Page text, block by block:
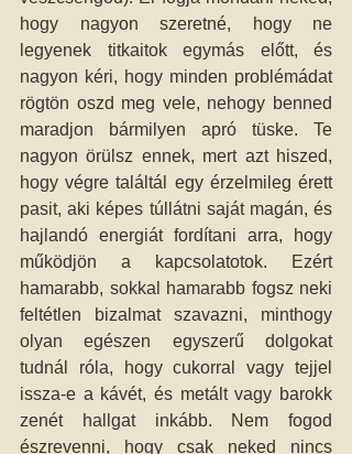
hogy nagyon szeretné, hogy ne
legyenek titkaitok egymás előtt, és
nagyon kéri, hogy minden problémádat
rögtön oszd meg vele, nehogy benned
maradjon bármilyen apró tüske. Te
nagyon örülsz ennek, mert azt hiszed,
hogy végre találtál egy érzelmileg érett
pasit, aki képes túllátni saját magán, és
hajlandó energiát fordítani arra, hogy
működjön a kapcsolatotok. Ezért
hamarabb, sokkal hamarabb fogsz neki
feltétlen bizalmat szavazni, minthogy
olyan egészen egyszerű dolgokat
tudnál róla, hogy cukorral vagy tejjel
issza-e a kávét, és metált vagy barokk
zenét hallgat inkább. Nem fogod
észrevenni, hogy csak neked nincs